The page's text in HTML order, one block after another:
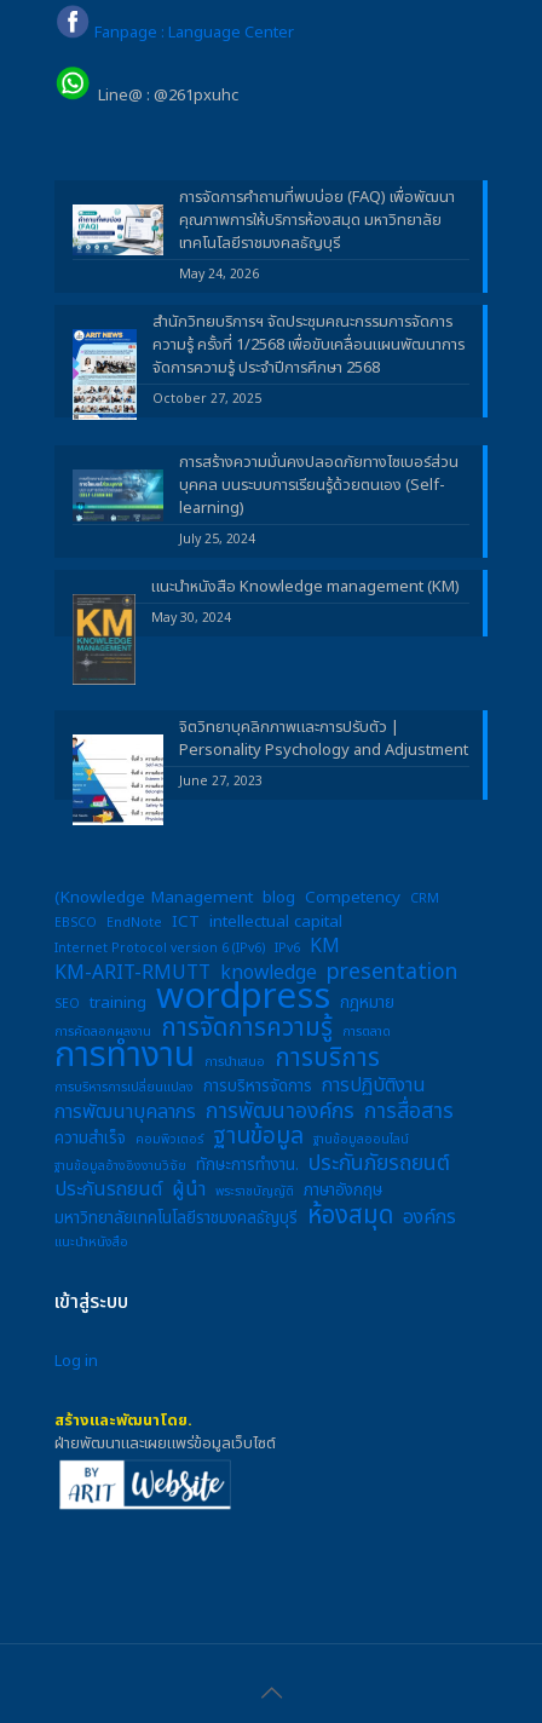
Fanpage : Language Center
Line@ : @261pxuhc
การจัดการคำถามที่พบบ่อย (FAQ) เพื่อพัฒนา
คุณภาพการให้บริการห้องสมุด มหาวิทยาลัย
เทคโนโลยีราชมงคลธัญบุรี
May 24, 2026
สำนักวิทยบริการฯ จัดประชุมคณะกรรมการจัดการ
ความรู้ ครั้งที่ 1/2568 เพื่อขับเคลื่อนแผนพัฒนาการ
จัดการความรู้ ประจำปีการศึกษา 2568
October 27, 2025
การสร้างความมั่นคงปลอดภัยทางไซเบอร์ส่วน
บุคคล บนระบบการเรียนรู้ด้วยตนเอง (Self-
learning)
July 25, 2024
แนะนำหนังสือ Knowledge management (KM)
May 30, 2024
จิตวิทยาบุคลิกภาพและการปรับตัว |
Personality Psychology and Adjustment
June 27, 2023
(Knowledge Management blog Competency CRM
EBSCO
EndNote ICT intellectual capital
Internet Protocol version 6 (IPv6) IPv6 KM
KM-ARIT-RMUTT knowledge presentation
SEO training wordpress กฎหมาย
การคัดลอกผลงาน การจัดการความรู้ การตลาด
การทำงาน การนำเสนอ การบริการ
การบริหารการเปลี่ยนแปลง การบริหารจัดการ การปฏิบัติงาน
การพัฒนาบุคลากร การพัฒนาองค์กร การสื่อสาร
ความสำเร็จ คอมพิวเตอร์ ฐานข้อมูล ฐานข้อมูลออนไลน์
ฐานข้อมูลอ้างอิงงานวิจัย
ทักษะการทำงาน. ประกันภัยรถยนต์
ประกันรถยนต์ ผู้นำ พระราชบัญญัติ ภาษาอังกฤษ
มหาวิทยาลัยเทคโนโลยีราชมงคลธัญบุรี ห้องสมุด องค์กร
แนะนำหนังสือ
เข้าสู่ระบบ
Log in
สร้างและพัฒนาโดย.
ฝ่ายพัฒนาและเผยแพร่ข้อมูลเว็บไซต์